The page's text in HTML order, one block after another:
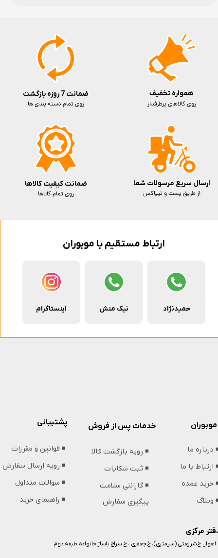
ارتباط مستقیم با موبوران
حمیدنژاد نیک منش اینستاگرام
ضمانت 7 روزه بازگشت
روی تمام دسته بندی ها
ارسال سریع مرسولات شما
از طریق پست و تیپاکس
ضمانت کیفیت کالاها
روی تمام کالاها
همواره تخفیف
روی کالاهای پرطرفدار
مرکزی
اهواز، خ شریعتی (سیمتری)، خ جعفری ، خ سراج پاساژ خانواده طبقه دوم
پشتیبانی
◾️ قوانین و مقررات
◾️ رویه ارسال سفارش
◾️ سوالات متداول
◾️ راهنمای خرید
موبوران
درباره ما
ارتباط با ما
خرید عمده
وبلاگ
خدمات پس از فروش
◾️ رویه بازگشت کالا
◾️ ثبت شکایات
◾️ گارانتی سلامت
پیگیری سفارش